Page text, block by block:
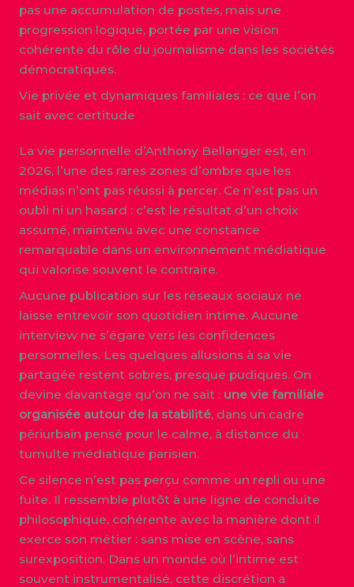
pas une accumulation de postes, mais une
progression logique, portée par une vision
cohérente du rôle du journalisme dans les sociétés
démocratiques.
Vie privée et dynamiques familiales : ce que l’on
sait avec certitude
La vie personnelle d’Anthony Bellanger est, en
2026, l’une des rares zones d’ombre que les
médias n’ont pas réussi à percer. Ce n’est pas un
oubli ni un hasard : c’est le résultat d’un choix
assumé, maintenu avec une constance
remarquable dans un environnement médiatique
qui valorise souvent le contraire.
Aucune publication sur les réseaux sociaux ne
laisse entrevoir son quotidien intime. Aucune
interview ne s’égare vers les confidences
personnelles. Les quelques allusions à sa vie
partagée restent sobres, presque pudiques. On
devine davantage qu’on ne sait : une vie familiale
organisée autour de la stabilité, dans un cadre
périurbain pensé pour le calme, à distance du
tumulte médiatique parisien.
Ce silence n’est pas perçu comme un repli ou une
fuite. Il ressemble plutôt à une ligne de conduite
philosophique, cohérente avec la manière dont il
exerce son métier : sans mise en scène, sans
surexposition. Dans un monde où l’intime est
souvent instrumentalisé, cette discrétion a